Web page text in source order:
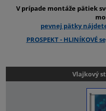
V prípade montáže pätiek
pevnej pätky
PROSPEKT -
Vlajkový